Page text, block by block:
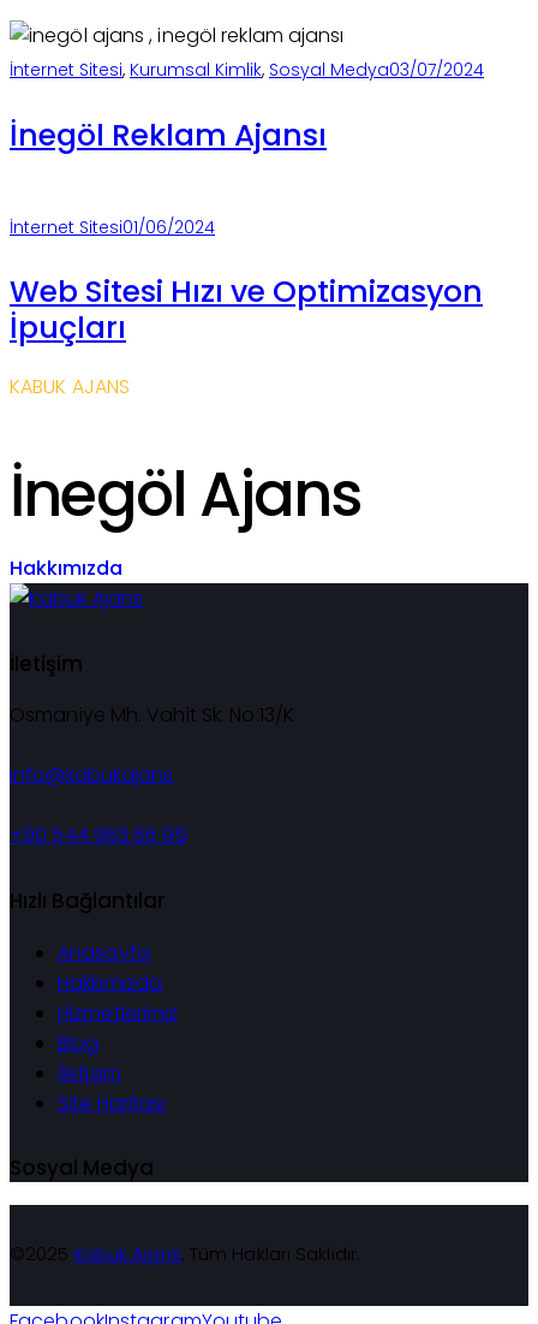
İnternet Sitesi, Kurumsal Kimlik, Sosyal Medya03/07/2024
İnegöl Reklam Ajansı
İnternet Sitesi01/06/2024
Web Sitesi Hızı ve Optimizasyon
İpuçları
KABUK AJANS
İnegöl Ajans
Hakkımızda
İletişim
Osmaniye Mh. Vahit Sk. No:13/K
info@kabukajans
+90 544 963 66 99
Hızlı Bağlantılar
Anasayfa
Hakkımızda
Hizmetlerimiz
Blog
İletişim
Site Haritası
Sosyal Medya
©2025 Kabuk Ajans. Tüm Hakları Saklıdır.